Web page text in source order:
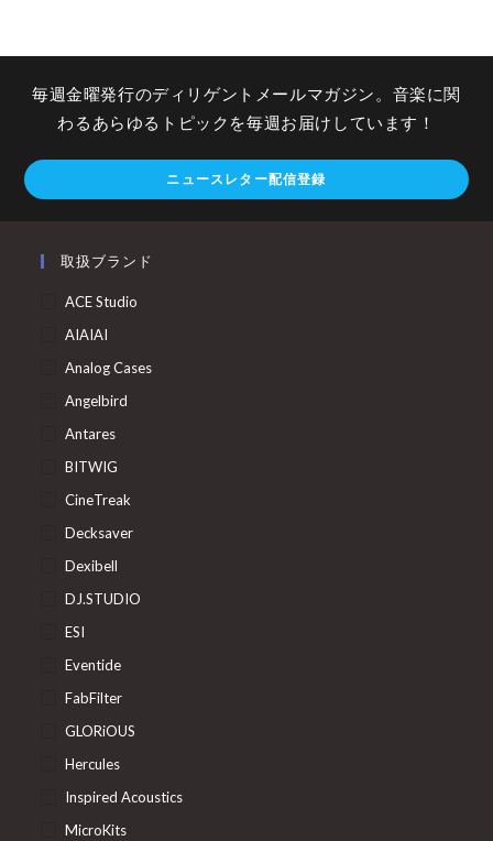
毎週金曜発行のディリゲントメールマガジン。音楽に関
わるあらゆるトピックを毎週お届けしています！
ニュースレター配信登録
取扱ブランド
ACE Studio
AIAIAI
Analog Cases
Angelbird
Antares
BITWIG
CineTreak
Decksaver
Dexibell
DJ.STUDIO
ESI
Eventide
FabFilter
GLORiOUS
Hercules
Inspired Acoustics
MicroKits